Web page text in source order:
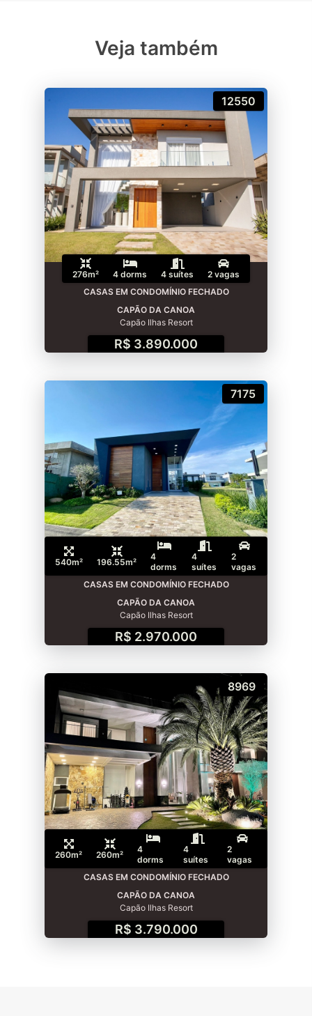
Veja também
12550
276m² 4 dorms 4 suítes
2 vagas
CASAS EM CONDOMÍNIO FECHADO
CAPÃO DA CANOA
Capão Ilhas Resort
R$ 3.890.000
7175
540m² 196.55m²
4
dorms
4
suítes
2
vagas
CASAS EM CONDOMÍNIO FECHADO
CAPÃO DA CANOA
Capão Ilhas Resort
R$ 2.970.000
8969
260m² 260m²
4
dorms
4
suítes
2
vagas
CASAS EM CONDOMÍNIO FECHADO
CAPÃO DA CANOA
Capão Ilhas Resort
R$ 3.790.000